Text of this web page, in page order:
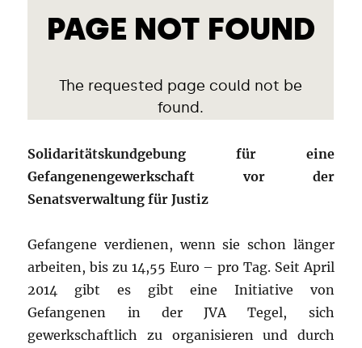
Solidaritätskundgebung für eine
Gefangenengewerkschaft vor der
Senatsverwaltung für Justiz
Gefangene verdienen, wenn sie schon länger
arbeiten, bis zu 14,55 Euro – pro Tag. Seit April
2014 gibt es gibt eine Initiative von
Gefangenen in der JVA Tegel, sich
gewerkschaftlich zu organisieren und durch